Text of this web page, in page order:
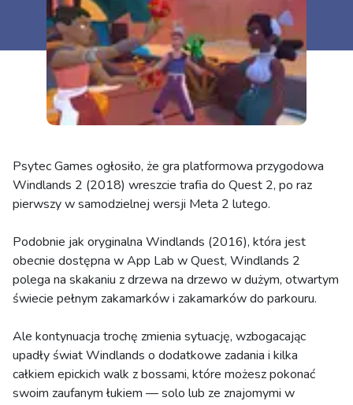
Psytec Games ogłosiło, że gra platformowa przygodowa
Windlands 2 (2018) wreszcie trafia do Quest 2, po raz
pierwszy w samodzielnej wersji Meta 2 lutego.
Podobnie jak oryginalna Windlands (2016), która jest
obecnie dostępna w App Lab w Quest, Windlands 2
polega na skakaniu z drzewa na drzewo w dużym, otwartym
świecie pełnym zakamarków i zakamarków do parkouru.
Ale kontynuacja trochę zmienia sytuację, wzbogacając
upadły świat Windlands o dodatkowe zadania i kilka
całkiem epickich walk z bossami, które możesz pokonać
swoim zaufanym łukiem — solo lub ze znajomymi w